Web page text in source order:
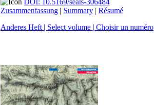
Zusammenfassung | Summary | Résumé
Anderes Heft | Select volume | Choisir un numéro